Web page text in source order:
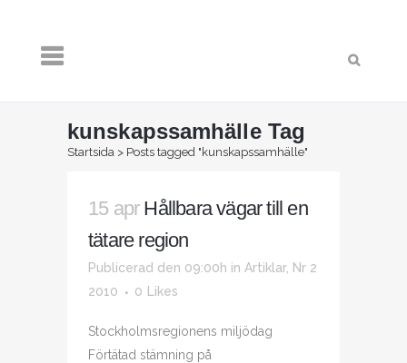
kunskapssamhälle Tag
Startsida > Posts tagged "kunskapssamhälle"
15 apr Hållbara vägar till en
tätare region
Publicerad den 09:00h in Artiklar, Nr 2
2010
0 Likes
Stockholmsregionens miljödag
Förtätad stämning på